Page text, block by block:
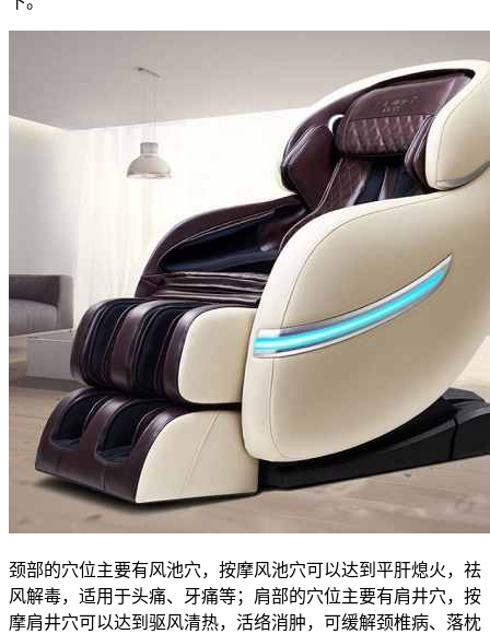
颈部的穴位主要有风池穴，按摩风池穴可以达到平肝熄火，祛
风解毒，适用于头痛、牙痛等；肩部的穴位主要有肩井穴，按
摩肩井穴可以达到驱风清热，活络消肿，可缓解颈椎病、落枕